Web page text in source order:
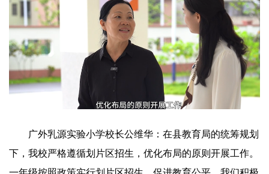
广外乳源实验小学校长公维华：在县教育局的统筹规划
下，我校严格遵循划片区招生，优化布局的原则开展工作。